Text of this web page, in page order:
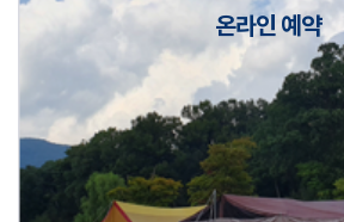
2026년 5월 캠핑장 안점 점검
캠핑장(9월1일~6일) 미운영
온라인 예약